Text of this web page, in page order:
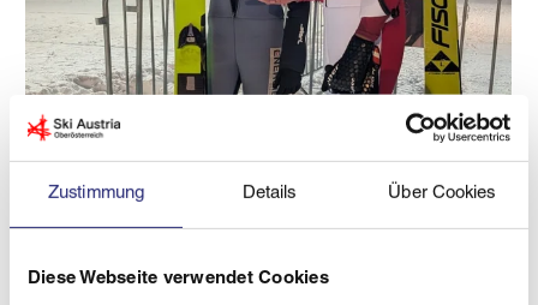
Zustimmung Details Über Cookies
Diese Webseite verwendet Cookies
Bernhard Zauner hat es geschafft, selbst bei nicht